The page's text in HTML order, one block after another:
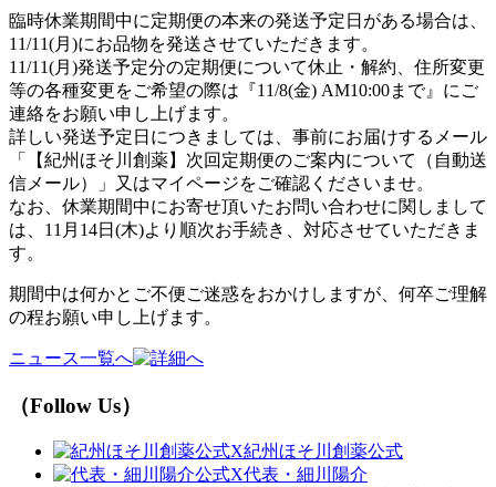
臨時休業期間中に定期便の本来の発送予定日がある場合は、
11/11(月)にお品物を発送させていただきます。
11/11(月)発送予定分の定期便について休止・解約、住所変更
等の各種変更をご希望の際は『11/8(金) AM10:00まで』にご
連絡をお願い申し上げます。
詳しい発送予定日につきましては、事前にお届けするメール
「【紀州ほそ川創薬】次回定期便のご案内について（自動送
信メール）」又はマイページをご確認くださいませ。
なお、休業期間中にお寄せ頂いたお問い合わせに関しまして
は、11月14日(木)より順次お手続き、対応させていただきま
す。
期間中は何かとご不便ご迷惑をおかけしますが、何卒ご理解
の程お願い申し上げます。
ニュース一覧へ
（Follow Us）
紀州ほそ川創薬公式
代表・細川陽介